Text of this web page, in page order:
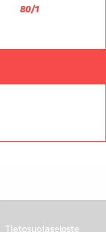
80/1
Tietosuojaseloste